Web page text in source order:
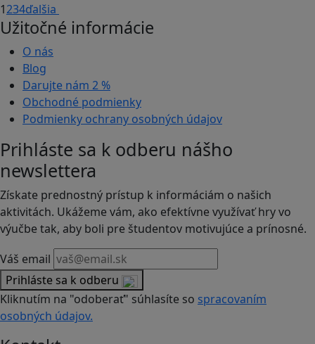
1234ďalšia
Užitočné informácie
O nás
Blog
Darujte nám 2 %
Obchodné podmienky
Podmienky ochrany osobných údajov
Prihláste sa k odberu nášho
newslettera
Získate prednostný prístup k informáciám o našich
aktivitách. Ukážeme vám, ako efektívne využívať hry vo
výučbe tak, aby boli pre študentov motivujúce a prínosné.
Váš email
Prihláste sa k odberu
Kliknutím na "odoberať" súhlasíte so spracovaním
osobných údajov.